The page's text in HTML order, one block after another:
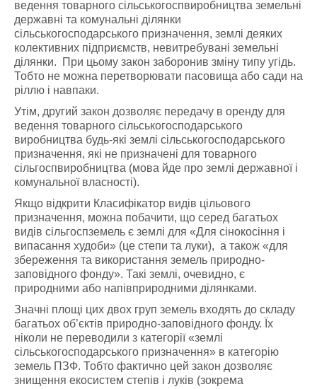
ведення товарного сільськогоспвиробництва земельні
державні та комунальні ділянки
сільськогосподарського призначення, землі деяких
колективних підприємств, невитребувані земельні
ділянки. При цьому закон заборонив зміну типу угідь.
Тобто не можна перетворювати пасовища або сади на
ріллю і навпаки.
Утім, другий закон дозволяє передачу в оренду для
ведення товарного сільськогосподарського
виробництва будь-які землі сільськогосподарського
призначення, які не призначені для товарного
сільгоспвиробництва (мова йде про землі державної і
комунальної власності).
Якщо відкрити Класифікатор видів цільового
призначення, можна побачити, що серед багатьох
видів сільгоспземель є землі для «Для сінокосіння і
випасання худоби» (це степи та луки), а також «для
збереження та використання земель природно-
заповідного фонду». Такі землі, очевидно, є
природними або напівприродними ділянками.
Значні площі цих двох груп земель входять до складу
багатьох об’єктів природно-заповідного фонду. Їх
ніколи не переводили з категорії «землі
сільськогосподарського призначення» в категорію
земель ПЗФ. Тобто фактично цей закон дозволяє
знищення екосистем степів і луків (зокрема